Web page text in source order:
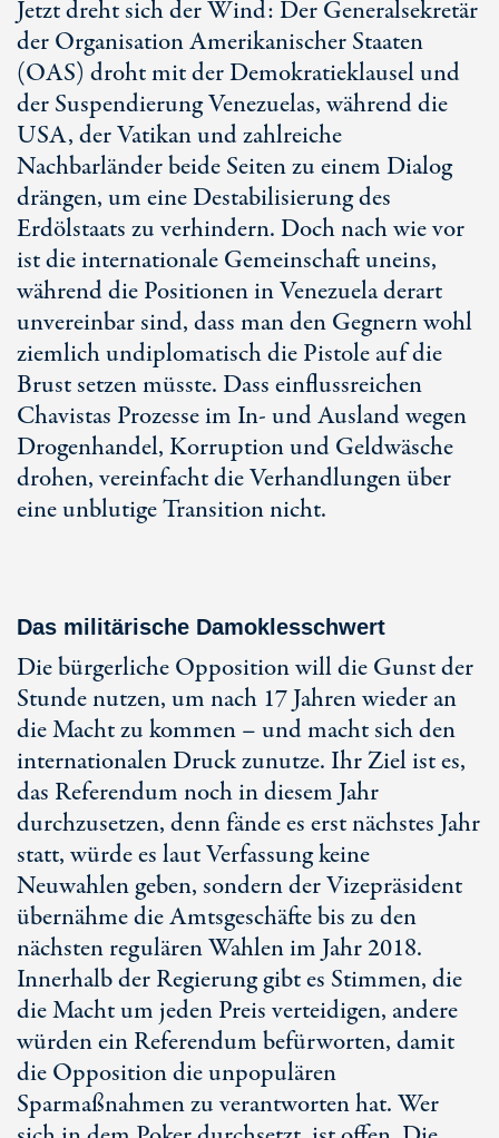
Jetzt dreht sich der Wind: Der Generalsekretär
der Organisation Amerikanischer Staaten
(OAS) droht mit der Demokratieklausel und
der Suspendierung Venezuelas, während die
USA, der Vatikan und zahlreiche
Nachbarländer beide Seiten zu einem Dialog
drängen, um eine Destabilisierung des
Erdölstaats zu verhindern. Doch nach wie vor
ist die internationale Gemeinschaft uneins,
während die Positionen in Venezuela derart
unvereinbar sind, dass man den Gegnern wohl
ziemlich undiplomatisch die Pistole auf die
Brust setzen müsste. Dass einflussreichen
Chavistas Prozesse im In- und Ausland wegen
Drogenhandel, Korruption und Geldwäsche
drohen, vereinfacht die Verhandlungen über
eine unblutige Transition nicht.
Das militärische Damoklesschwert
Die bürgerliche Opposition will die Gunst der
Stunde nutzen, um nach 17 Jahren wieder an
die Macht zu kommen – und macht sich den
internationalen Druck zunutze. Ihr Ziel ist es,
das Referendum noch in diesem Jahr
durchzusetzen, denn fände es erst nächstes Jahr
statt, würde es laut Verfassung keine
Neuwahlen geben, sondern der Vizepräsident
übernähme die Amtsgeschäfte bis zu den
nächsten regulären Wahlen im Jahr 2018.
Innerhalb der Regierung gibt es Stimmen, die
die Macht um jeden Preis verteidigen, andere
würden ein Referendum befürworten, damit
die Opposition die unpopulären
Sparmaßnahmen zu verantworten hat. Wer